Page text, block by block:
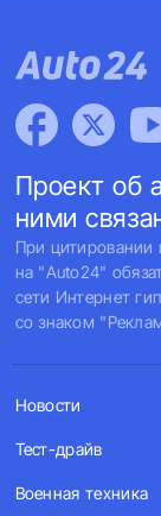
Проект об
ними
При
на "Auto24"
сети Интернет
со знаком
Новости
Тест-драйв
Военная техника